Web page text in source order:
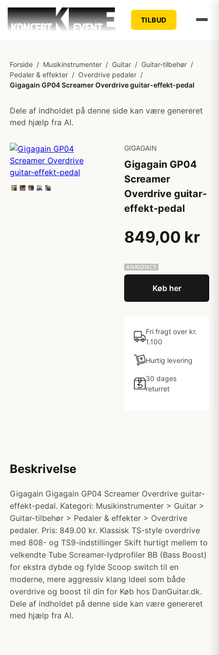
TILBUD
Forside / Musikinstrumenter / Guitar / Guitar-tilbehør /
Pedaler & effekter / Overdrive pedaler /
Gigagain GP04 Screamer Overdrive guitar-effekt-pedal
Dele af indholdet på denne side kan være genereret
med hjælp fra AI.
GIGAGAIN
Gigagain GP04
Screamer
Overdrive guitar-
effekt-pedal
849,00 kr
Køb her
Fri fragt over kr.
1.100
Hurtig levering
30 dages
returret
Beskrivelse
Gigagain Gigagain GP04 Screamer Overdrive guitar-
effekt-pedal. Kategori: Musikinstrumenter > Guitar >
Guitar-tilbehør > Pedaler & effekter > Overdrive
pedaler. Pris: 849.00 kr. Klassisk TS-style overdrive
med 808- og TS9-indstillinger Skift hurtigt mellem to
velkendte Tube Screamer-lydprofiler BB (Bass Boost)
for ekstra dybde og fylde Scoop switch til en
moderne, mere aggressiv klang Ideel som både
overdrive og boost til din for Køb hos DanGuitar.dk.
Dele af indholdet på denne side kan være genereret
med hjælp fra AI.